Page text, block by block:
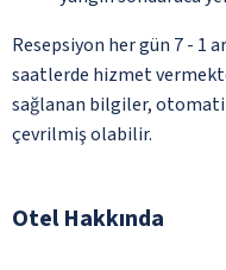
Resepsiyon her gün 7 - 1
saatlerde hizmet
sağlanan bilgiler,
çevrilmiş olabilir.
Otel Hakkında